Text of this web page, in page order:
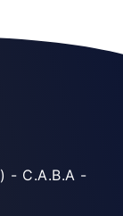
- C.A.B.A -